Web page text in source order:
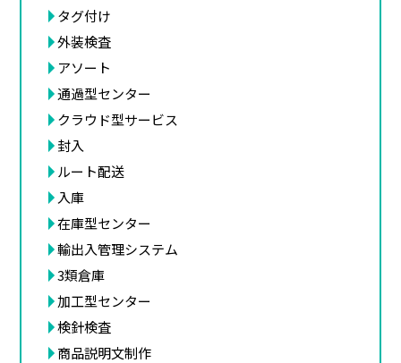
タグ付け
外装検査
アソート
通過型センター
クラウド型サービス
封入
ルート配送
入庫
在庫型センター
輸出入管理システム
3類倉庫
加工型センター
検針検査
商品説明文制作